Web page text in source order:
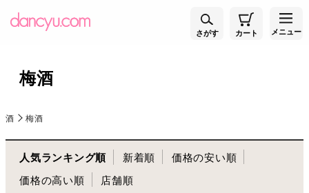
さがす カート メニュー
梅酒
酒 梅酒
人気ランキング順 新着順
価格の安い順
価格の高い順
店舗順